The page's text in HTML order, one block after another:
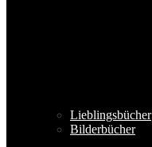
Lieblingsbücher
Bilderbücher